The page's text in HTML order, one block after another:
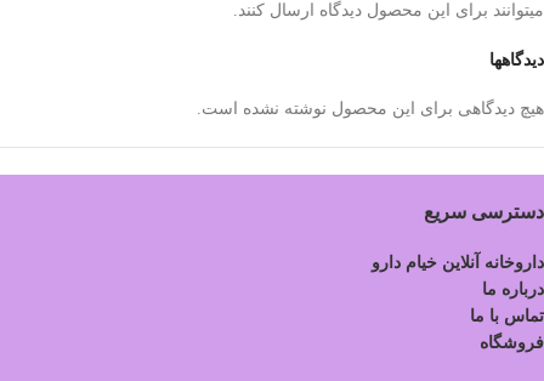
دیدگاهها
هیچ دیدگاهی برای این محصول نوشته نشده است.
میتوانند برای این محصول دیدگاه ارسال کنند.
دسترسی سریع
داروخانه آنلاین خیام دارو
درباره ما
تماس با ما
فروشگاه